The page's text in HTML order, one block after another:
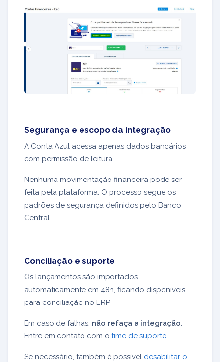
Segurança e escopo da integração
A Conta Azul acessa apenas dados bancários
com permissão de leitura.
Nenhuma movimentação financeira pode ser
feita pela plataforma. O processo segue os
padrões de segurança definidos pelo Banco
Central.
Conciliação e suporte
Os lançamentos são importados
automaticamente em 48h, ficando disponíveis
para conciliação no ERP.
Em caso de falhas, não refaça a integração
Entre em contato com o time de suporte
Se necessário, também é possível desabilitar o